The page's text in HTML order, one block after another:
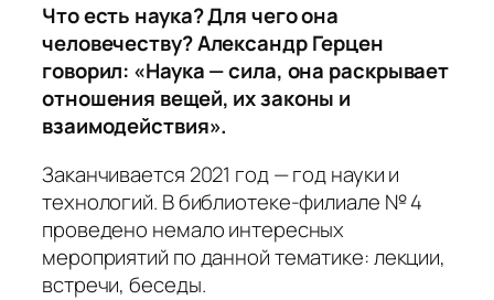
Что есть наука? Для чего она
человечеству? Александр Герцен
говорил: «Наука — сила, она раскрывает
отношения вещей, их законы и
взаимодействия».
Заканчивается 2021 год — год науки и
технологий. В библиотеке-филиале № 4
проведено немало интересных
мероприятий по данной тематике: лекции,
встречи, беседы.